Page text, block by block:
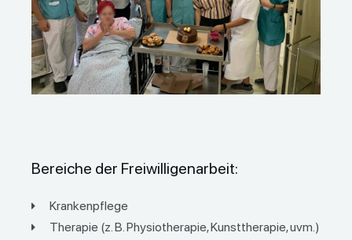
Bereiche der Freiwilligenarbeit:
Krankenpflege
Therapie (z. B. Physiotherapie, Kunsttherapie, uvm.)